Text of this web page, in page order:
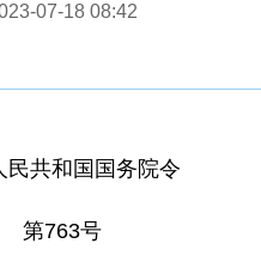
07-18 08:42
民共和国国务院令
第763号